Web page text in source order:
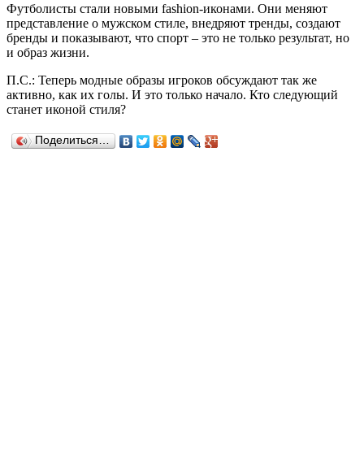
Футболисты стали новыми fashion-иконами. Они меняют
представление о мужском стиле, внедряют тренды, создают
бренды и показывают, что спорт – это не только результат, но
и образ жизни.
П.С.: Теперь модные образы игроков обсуждают так же
активно, как их голы. И это только начало. Кто следующий
станет иконой стиля?
Поделиться…